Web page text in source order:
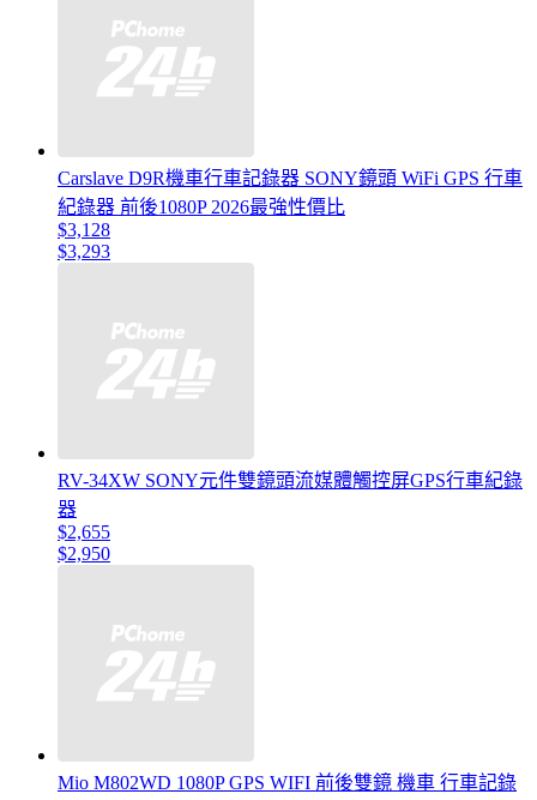
Carslave D9R機車行車記錄器 SONY鏡頭 WiFi GPS 行車
紀錄器 前後1080P 2026最強性價比
$3,128
$3,293
RV-34XW SONY元件雙鏡頭流媒體觸控屏GPS行車紀錄
器
$2,655
$2,950
Mio M802WD 1080P GPS WIFI 前後雙鏡 機車 行車記錄